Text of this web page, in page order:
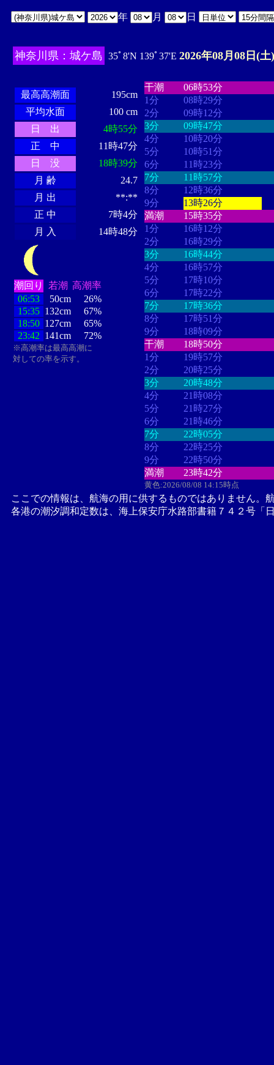
年 月 日
神奈川県：城ケ島 35ﾟ8'N 139ﾟ37'E 2026年08月08日(土)
最高高潮面
195cm
平均水面
100 cm
日 出
4時55分
正 中
11時47分
日 没
18時39分
月 齢
24.7
月 出
**:**
正 中
7時4分
月 入
14時48分
潮回り 若潮 高潮率
06:53
50cm
26%
15:35 132cm
67%
18:50 127cm
65%
23:42 141cm 72%
※高潮率は最高高潮に
対しての率を示す。
干潮
06時53分
1分
08時29分
2分
09時12分
3分
09時47分
4分
10時20分
5分
10時51分
6分
11時23分
7分
11時57分
8分
12時36分
9分
13時26分
満潮
15時35分
1分
16時12分
2分
16時29分
3分
16時44分
4分
16時57分
5分
17時10分
6分
17時22分
7分
17時36分
8分
17時51分
9分
18時09分
干潮
18時50分
1分
19時57分
2分
20時25分
3分
20時48分
4分
21時08分
5分
21時27分
6分
21時46分
7分
22時05分
8分
22時25分
9分
22時50分
満潮
23時42分
黄色:2026/08/08 14:15時点
ここでの情報は、航海の用に供するものではありません。
各港の潮汐調和定数は、海上保安庁水路部書籍７４２号「